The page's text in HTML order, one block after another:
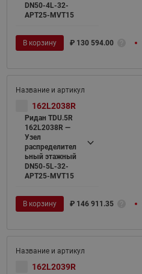
DN50-4L-32-
APT25-MVT15
В корзину ₽ 130 594.00
162L2038R
Ридан TDU.5R
162L2038R —
Узел
распределител
ьный этажный
DN50-5L-32-
APT25-MVT15
В корзину ₽ 146 911.35
162L2039R